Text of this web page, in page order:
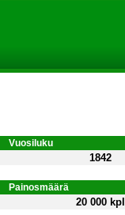
Vuosiluku
1842
Painosmäärä
20 000 kpl